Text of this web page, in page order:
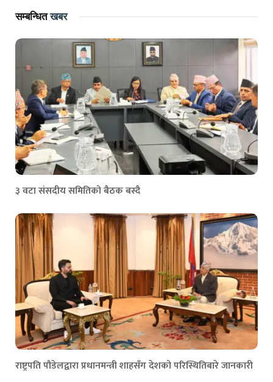
सम्बन्धितखबर
३ वटा संसदीय समितिको बैठक बस्दै
राष्ट्रपति पौडेलद्वारा प्रधानमन्त्री शाहसँग देशको परिस्थितिबारे जानकारी